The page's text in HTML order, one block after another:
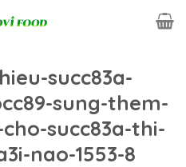
succ83a-
sung-them-
succ83a-thi-
nao-1553-8